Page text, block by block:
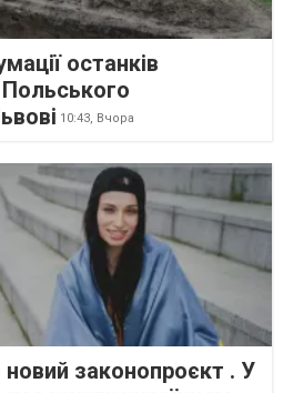
останків
Польського
10:43, Вчора
законопроєкт . У